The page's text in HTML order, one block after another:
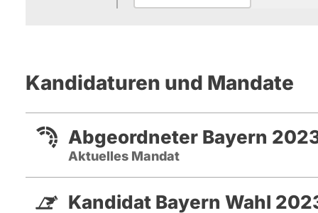
Ausschuss für Gesundheit
die Region bestmöglich für
Bayern und die Stärkung von
Regionen durch gezielte
und Infrastrukturpolitik sind
meiner politischen Arbeit.
Kandidaturen und Mandate
Abgeordneter Bayern
Aktuelles Mandat
Kandidat Bayern Wahl